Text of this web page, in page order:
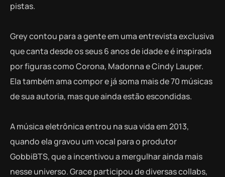
pistas.
Grey contou para a gente em uma entrevista exclusiva
que canta desde os seus 6 anos de idade e é inspirada
por figuras como Corona, Madonna e Cindy Lauper.
Ela também ama compor e já soma mais de 70 músicas
de sua autoria, mas que ainda estão escondidas.
A música eletrônica entrou na sua vida em 2013,
quando ela gravou um vocal para o produtor
GobbiBTS, que a incentivou a mergulhar ainda mais
nesse universo. Grace participou de diversas collabs,